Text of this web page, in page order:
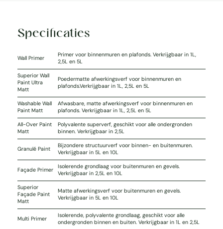
Specificaties
Wall Primer
Primer voor binnenmuren en plafonds. Verkrijgbaar in 1L,
2,5L en 5L
Superior Wall
Paint Ultra
Matt
Poedermatte afwerkingsverf voor binnenmuren en
plafonds.Verkrijgbaar in 1L, 2,5L en 5L
Washable Wall
Paint Matt
Afwasbare, matte afwerkingsverf voor binnenmuren en
plafonds. Verkrijgbaar in 1L, 2,5L en 5L
All-Over Paint
Matt
Polyvalente superverf, geschikt voor alle ondergronden
binnen. Verkrijgbaar in 2,5L
Granulé Paint
Bijzondere structuurverf voor binnen- en buitenmuren.
Verkrijgbaar in 5L en 10L
Façade Primer
Isolerende grondlaag voor buitenmuren en gevels.
Verkrijgbaar in 2,5L en 10L
Superior
Façade Paint
Matt
Matte afwerkingsverf voor buitenmuren en gevels.
Verkrijgbaar in 5L en 10L
Multi Primer
Isolerende, polyvalente grondlaag, geschikt voor alle
ondergronden binnen en buiten. Verkrijgbaar in 1L en 2,5L